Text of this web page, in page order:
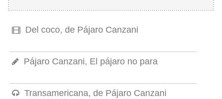
Del coco, de Pájaro Canzani
Pájaro Canzani, El pájaro no para
Transamericana, de Pájaro Canzani